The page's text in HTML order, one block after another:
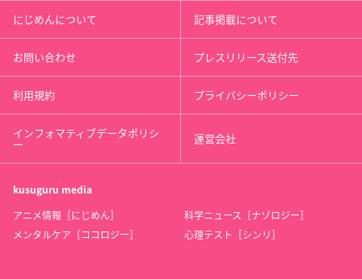
にじめんについて 記事掲載について
お問い合わせ プレスリリース送付先
利用規約 プライバシーポリシー
インフォマティブデータポリシ
ー 運営会社
kusuguru media
アニメ情報［にじめん］
科学ニュース［ナゾロジー］
メンタルケア［ココロジー］
心理テスト［シンリ］